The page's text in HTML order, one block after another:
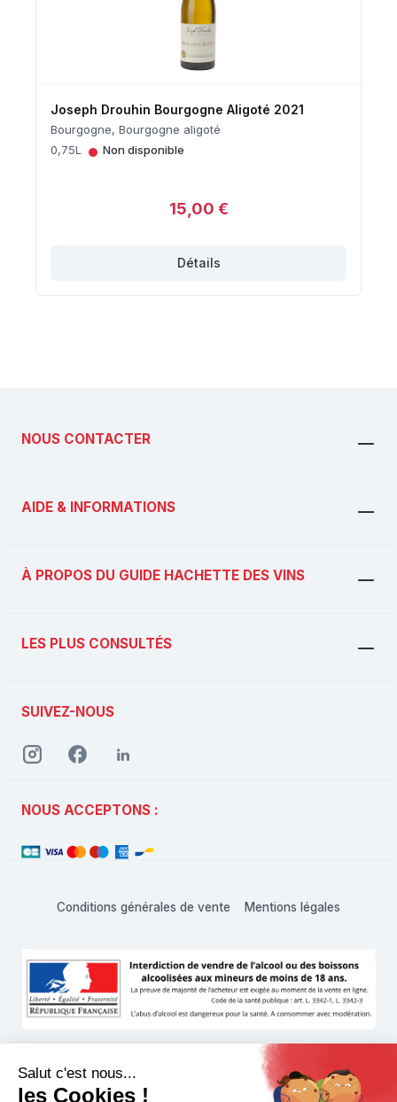
Joseph Drouhin Bourgogne Aligoté 2021
Bourgogne, Bourgogne aligoté
0,75L
• Non disponible
15,00 €
Détails
NOUS CONTACTER
AIDE & INFORMATIONS
À PROPOS DU GUIDE HACHETTE DES VINS
LES PLUS CONSULTÉS
SUIVEZ-NOUS
NOUS ACCEPTONS :
Conditions générales de vente Mentions légales
L'abus d'alcool est dangereux pour la santé, à consommer